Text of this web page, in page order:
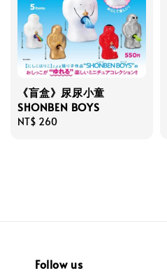
《盲盒》尿尿小童
SHONBEN BOYS
Regular
NT$ 260
Follow us